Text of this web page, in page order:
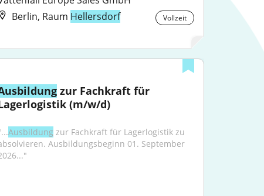
Berlin, Raum Hellersdorf Vollzeit
zur Fachkraft für
(m/w/d)
Ausbildung zur Fachkraft für Lagerlogistik zu
Ausbildungsbeginn 01. September